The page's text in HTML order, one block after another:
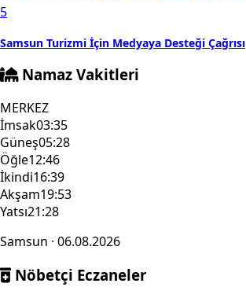
5
Samsun Turizmi İçin Medyaya Desteği Çağrısı
Namaz Vakitleri
MERKEZ
İmsak03:35
Güneş05:28
Öğle12:46
İkindi16:39
Akşam19:53
Yatsı21:28
Samsun · 06.08.2026
Nöbetçi Eczaneler